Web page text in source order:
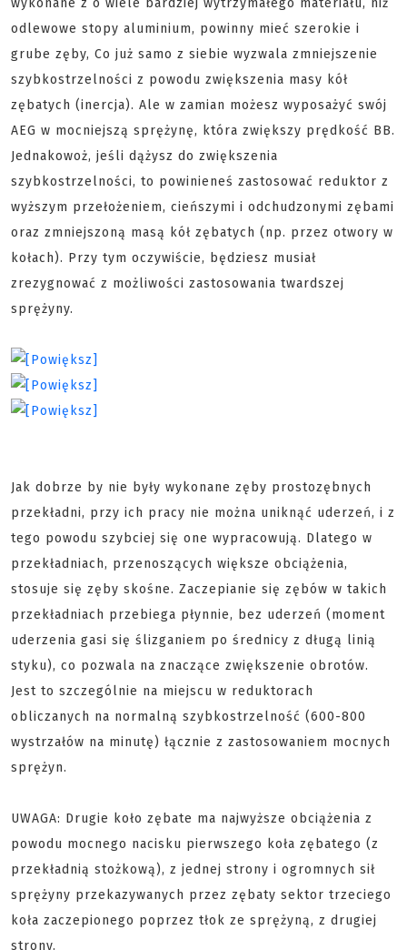
wykonane z o wiele bardziej wytrzymałego materiału, niż
odlewowe stopy aluminium, powinny mieć szerokie i
grube zęby, Co już samo z siebie wyzwala zmniejszenie
szybkostrzelności z powodu zwiększenia masy kół
zębatych (inercja). Ale w zamian możesz wyposażyć swój
AEG w mocniejszą sprężynę, która zwiększy prędkość BB.
Jednakowoż, jeśli dążysz do zwiększenia
szybkostrzelności, to powinieneś zastosować reduktor z
wyższym przełożeniem, cieńszymi i odchudzonymi zębami
oraz zmniejszoną masą kół zębatych (np. przez otwory w
kołach). Przy tym oczywiście, będziesz musiał
zrezygnować z możliwości zastosowania twardszej
sprężyny.
Jak dobrze by nie były wykonane zęby prostozębnych
przekładni, przy ich pracy nie można uniknąć uderzeń, i z
tego powodu szybciej się one wypracowują. Dlatego w
przekładniach, przenoszących większe obciążenia,
stosuje się zęby skośne. Zaczepianie się zębów w takich
przekładniach przebiega płynnie, bez uderzeń (moment
uderzenia gasi się ślizganiem po średnicy z długą linią
styku), co pozwala na znaczące zwiększenie obrotów.
Jest to szczególnie na miejscu w reduktorach
obliczanych na normalną szybkostrzelność (600-800
wystrzałów na minutę) łącznie z zastosowaniem mocnych
sprężyn.
UWAGA: Drugie koło zębate ma najwyższe obciążenia z
powodu mocnego nacisku pierwszego koła zębatego (z
przekładnią stożkową), z jednej strony i ogromnych sił
sprężyny przekazywanych przez zębaty sektor trzeciego
koła zaczepionego poprzez tłok ze sprężyną, z drugiej
strony.